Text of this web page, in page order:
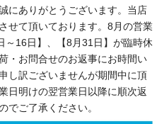
にありがとうございます。当店
せて頂いております。8月の営業
～16日】、【8月31日】が臨時休
・お問合せのお返事にお時間い
し訳ございませんが期間中に頂
日明けの翌営業日以降に順次返
でご了承ください。